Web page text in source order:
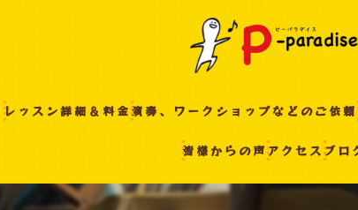
レッスン詳細＆料金演奏、ワークショップなどのご依頼
皆様からの声アクセスブロ